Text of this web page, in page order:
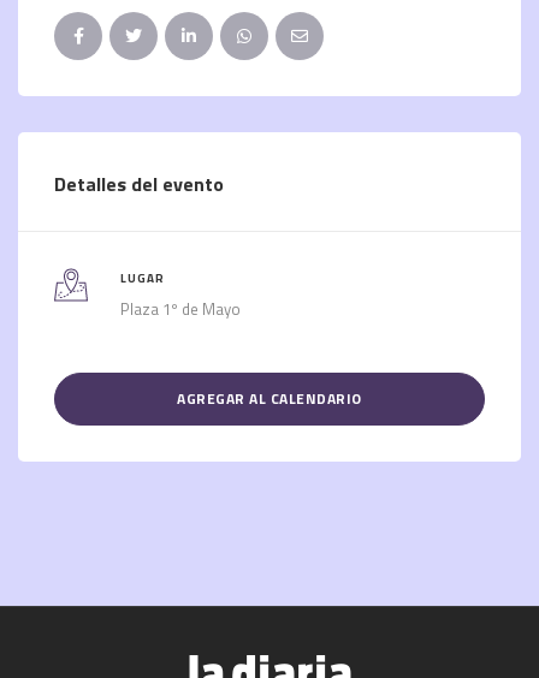
Detalles del evento
LUGAR
Plaza 1º de Mayo
AGREGAR AL CALENDARIO